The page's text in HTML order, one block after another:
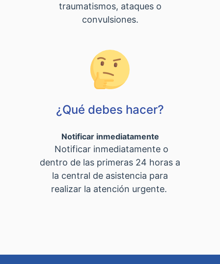
traumatismos, ataques o
convulsiones.
¿Qué debes hacer?
Notificar inmediatamente
Notificar inmediatamente o
dentro de las primeras 24 horas a
la central de asistencia para
realizar la atención urgente.